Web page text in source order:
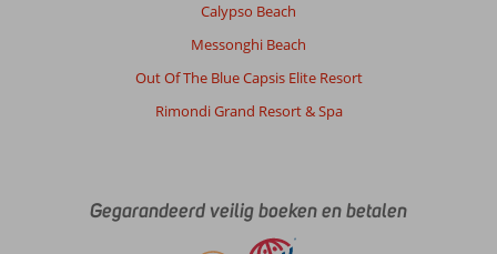
Calypso Beach
Messonghi Beach
Out Of The Blue Capsis Elite Resort
Rimondi Grand Resort & Spa
Gegarandeerd veilig boeken en betalen